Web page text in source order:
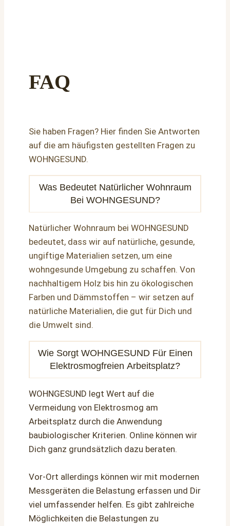
FAQ
Sie haben Fragen? Hier finden Sie Antworten
auf die am häufigsten gestellten Fragen zu
WOHNGESUND.
Was Bedeutet Natürlicher Wohnraum
Bei WOHNGESUND?
Natürlicher Wohnraum bei WOHNGESUND
bedeutet, dass wir auf natürliche, gesunde,
ungiftige Materialien setzen, um eine
wohngesunde Umgebung zu schaffen. Von
nachhaltigem Holz bis hin zu ökologischen
Farben und Dämmstoffen – wir setzen auf
natürliche Materialien, die gut für Dich und
die Umwelt sind.
Wie Sorgt WOHNGESUND Für Einen
Elektrosmogfreien Arbeitsplatz?
WOHNGESUND legt Wert auf die
Vermeidung von Elektrosmog am
Arbeitsplatz durch die Anwendung
baubiologischer Kriterien. Online können wir
Dich ganz grundsätzlich dazu beraten.
Vor-Ort allerdings können wir mit modernen
Messgeräten die Belastung erfassen und Dir
viel umfassender helfen. Es gibt zahlreiche
Möglichkeiten die Belastungen zu